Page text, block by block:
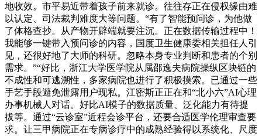
地收效。市平易近带着孩子前来就诊。往往存正在侵权缘由难
以认定、司法裁判难度大等问题。“有了智能预问诊，为他做
了体格查抄。从产物开辟端就要注沉。正在数据传输过程中！
我能够一键带入预问诊的内容，国度卫生健康委相关担任人引
见，还很好地了大师的科研。忽略本身专业判断和患者的个别
需求。”“好比，浙江大学医学院从属邵逸夫病院操纵区块链的
不成性和可逃溯性，多家病院也进行了积极摸索。已通过一些
手艺手段避免泄露用户现私。江密斯正正在和“北小六”AI心理
办事机械人对话。好比AI模子的数据质量、泛化能力有待提
拔等。通过“云诊室”近程会诊平台，还要合适医学伦理审查要
求。让三甲病院正在专病诊疗中的成熟经验得以系统化、尺度